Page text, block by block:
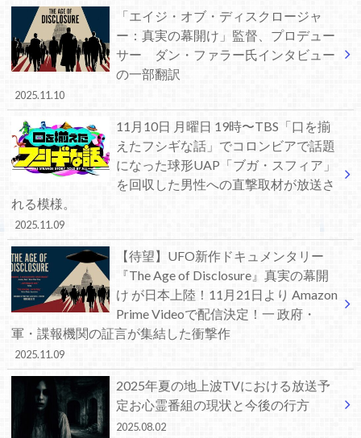
「エイジ・オブ・ディスクロージャ
ー：真実の幕開け」監督、プロデュー
サー ダン・ファラー氏インタビュー
の一部翻訳
2025.11.10
11月10日 月曜日 19時〜TBS「口を揃
えたフシギな話」でコロンビアで話題
になった球形UAP「ブガ・スフィア」
を回収した男性への直撃取材が放送さ
れる模様。
2025.11.09
【待望】UFO新作ドキュメンタリー
『The Age of Disclosure』真実の幕開
け が日本上陸！11月21日より Amazon
Prime Videoで配信決定！一 政府・
軍・諜報機関の証言が集結した衝撃作
2025.11.09
2025年夏の地上波TVにおける放送予
定お心霊番組の現状と今後の行方
2025.08.02